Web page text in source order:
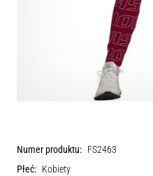
Numer produktu: FS2463
Płeć: Kobiety